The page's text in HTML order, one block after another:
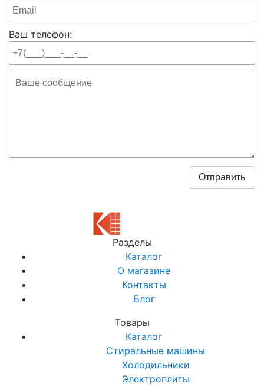
Ваш телефон:
Разделы
Каталог
О магазине
Контакты
Блог
Товары
Каталог
Стиральные машины
Холодильники
Электроплиты